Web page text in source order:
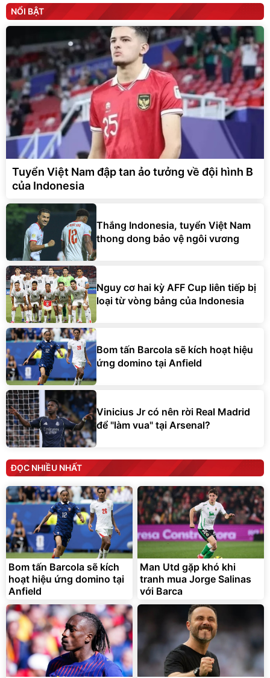
NỔI BẬT
Tuyển Việt Nam đập tan ảo tưởng về đội hình B
của Indonesia
Thắng Indonesia, tuyển Việt Nam
thong dong bảo vệ ngôi vương
Nguy cơ hai kỳ AFF Cup liên tiếp bị
loại từ vòng bảng của Indonesia
Bom tấn Barcola sẽ kích hoạt hiệu
ứng domino tại Anfield
Vinicius Jr có nên rời Real Madrid
để "làm vua" tại Arsenal?
ĐỌC NHIỀU NHẤT
Bom tấn Barcola sẽ kích
hoạt hiệu ứng domino tại
Anfield
Man Utd gặp khó khi
tranh mua Jorge Salinas
với Barca